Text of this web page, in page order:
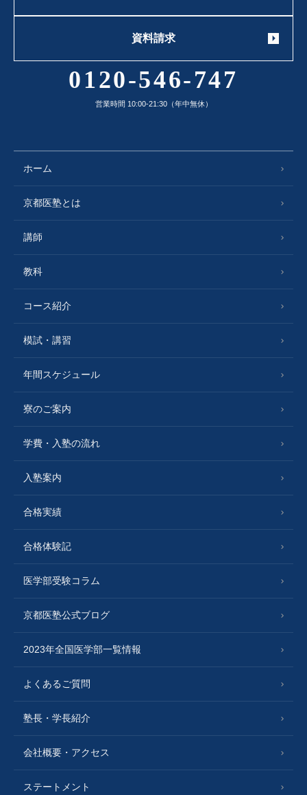
ホーム
京都医塾とは
講師
教科
コース紹介
模試・講習
年間スケジュール
寮のご案内
学費・入塾の流れ
入塾案内
合格実績
合格体験記
医学部受験コラム
京都医塾公式ブログ
2023年全国医学部一覧情報
よくあるご質問
塾長・学長紹介
会社概要・アクセス
ステートメント
資料請求
0120-546-747
営業時間 10:00-21:30（年中無休）